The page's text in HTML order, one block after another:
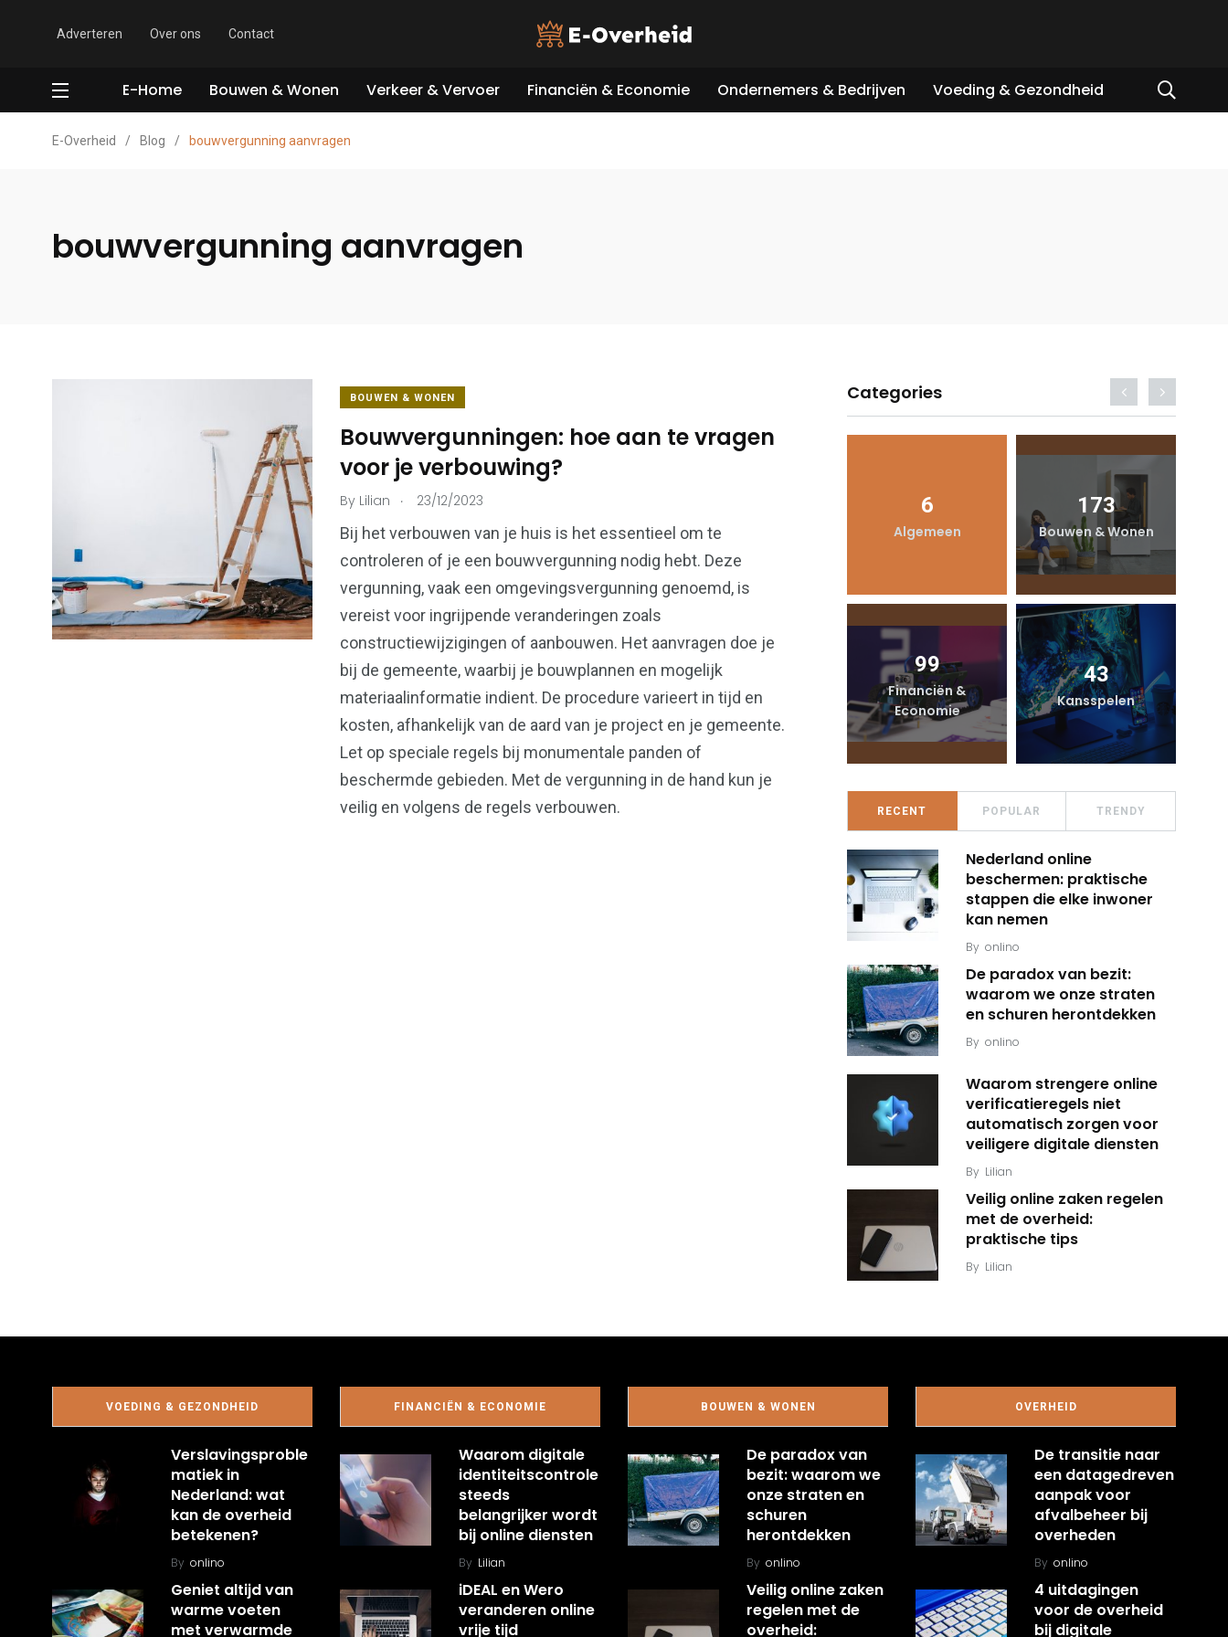
Adverteren Over ons Contact
E-Home Bouwen & Wonen Verkeer & Vervoer Financiën & Economie Ondernemers & Bedrijven Voeding & Gezondheid
E-Overheid / Blog / bouwvergunning aanvragen
bouwvergunning aanvragen
BOUWEN & WONEN
Bouwvergunningen: hoe aan te vragen
voor je verbouwing?
By Lilian . 23/12/2023
Bij het verbouwen van je huis is het essentieel om te
controleren of je een bouwvergunning nodig hebt. Deze
vergunning, vaak een omgevingsvergunning genoemd, is
vereist voor ingrijpende veranderingen zoals
constructiewijzigingen of aanbouwen. Het aanvragen doe je
bij de gemeente, waarbij je bouwplannen en mogelijk
materiaalinformatie indient. De procedure varieert in tijd en
kosten, afhankelijk van de aard van je project en je gemeente.
Let op speciale regels bij monumentale panden of
beschermde gebieden. Met de vergunning in de hand kun je
veilig en volgens de regels verbouwen.
Categories
6
Algemeen
173
Bouwen & Wonen
43
Kansspelen
Bedrijven
Overheid
112
Verkeer & Vervoer
Voeding &
Gezondheid
6
Algemeen
173
Bouwen & Wonen
99
Financiën &
Economie
43
Kansspelen
RECENT POPULAR TRENDY
Nederland online
beschermen: praktische
stappen die elke inwoner
kan nemen
By onlino
De paradox van bezit:
waarom we onze straten
en schuren herontdekken
By onlino
Waarom strengere online
verificatieregels niet
automatisch zorgen voor
veiligere digitale diensten
By Lilian
Veilig online zaken regelen
met de overheid:
praktische tips
By Lilian
VOEDING & GEZONDHEID
Verslavingsproble
matiek in
Nederland: wat
kan de overheid
betekenen?
By onlino
Geniet altijd van
warme voeten
met verwarmde
FINANCIËN & ECONOMIE
Waarom digitale
identiteitscontrole
steeds
belangrijker wordt
bij online diensten
By Lilian
iDEAL en Wero
veranderen online
vrije tijd
BOUWEN & WONEN
De paradox van
bezit: waarom we
onze straten en
schuren
herontdekken
By onlino
Veilig online zaken
regelen met de
overheid:
OVERHEID
De transitie naar
een datagedreven
aanpak voor
afvalbeheer bij
overheden
By onlino
4 uitdagingen
voor de overheid
bij digitale